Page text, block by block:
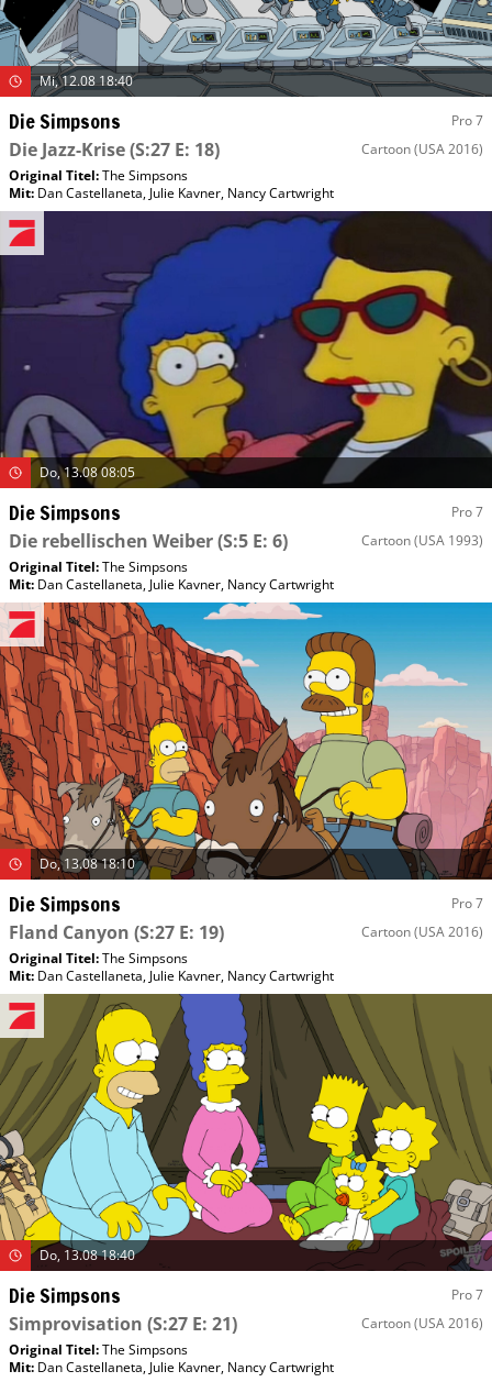
Mi, 12.08 18:40
Die Simpsons Pro 7
Die Jazz-Krise(S:27 E: 18) Cartoon(USA 2016)
Original Titel:The Simpsons
Mit: Dan Castellaneta, Julie Kavner, Nancy Cartwright
Do, 13.08 08:05
Die Simpsons Pro 7
Die rebellischen Weiber(S:5 E: 6) Cartoon(USA 1993)
Original Titel:The Simpsons
Mit: Dan Castellaneta, Julie Kavner, Nancy Cartwright
Do, 13.08 18:10
Die Simpsons Pro 7
Fland Canyon (S:27 E: 19) Cartoon(USA 2016)
Original Titel:The Simpsons
Mit: Dan Castellaneta, Julie Kavner, Nancy Cartwright
Do, 13.08 18:40
Die Simpsons Pro 7
Simprovisation (S:27 E: 21) Cartoon(USA 2016)
Original Titel:The Simpsons
Mit: Dan Castellaneta, Julie Kavner, Nancy Cartwright